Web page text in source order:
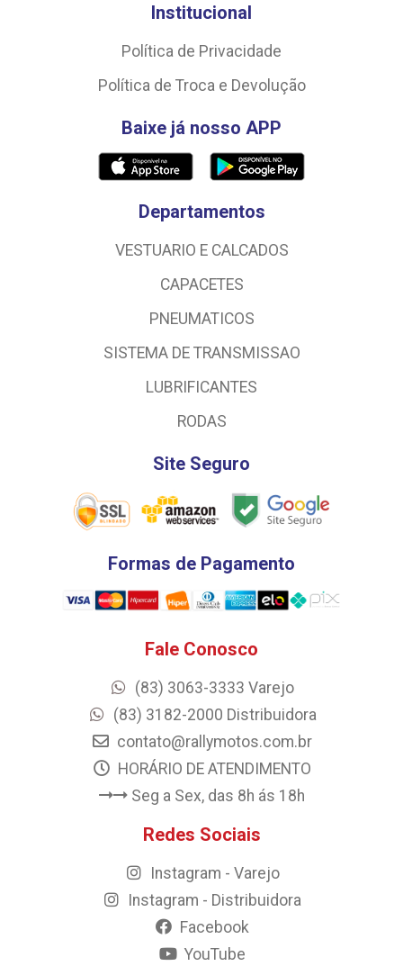
Institucional
Política de Privacidade
Política de Troca e Devolução
Baixe já nosso APP
Departamentos
VESTUARIO E CALCADOS
CAPACETES
PNEUMATICOS
SISTEMA DE TRANSMISSAO
LUBRIFICANTES
RODAS
Site Seguro
Formas de Pagamento
Fale Conosco
(83) 3063-3333 Varejo
(83) 3182-2000 Distribuidora
contato@rallymotos.com.br
HORÁRIO DE ATENDIMENTO
Seg a Sex, das 8h ás 18h
Redes Sociais
Instagram - Varejo
Instagram - Distribuidora
Facebook
YouTube